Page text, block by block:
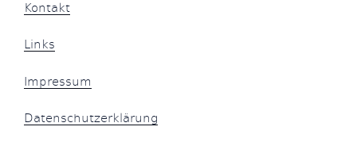
Kontakt
Links
Impressum
Datenschutzerklärung